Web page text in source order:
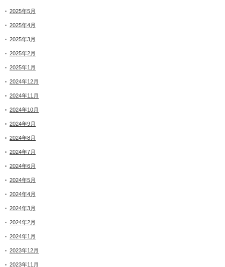
2025年5月
2025年4月
2025年3月
2025年2月
2025年1月
2024年12月
2024年11月
2024年10月
2024年9月
2024年8月
2024年7月
2024年6月
2024年5月
2024年4月
2024年3月
2024年2月
2024年1月
2023年12月
2023年11月